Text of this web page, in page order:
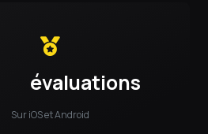
évaluations
Sur iOS et Android